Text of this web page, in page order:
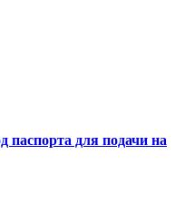
паспорта для подачи на